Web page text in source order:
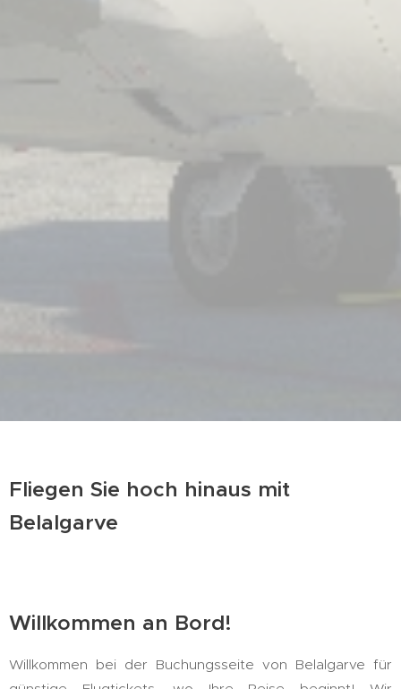
Fliegen Sie hoch hinaus mit
Belalgarve
Willkommen an Bord!
Willkommen bei der Buchungsseite von Belalgarve für